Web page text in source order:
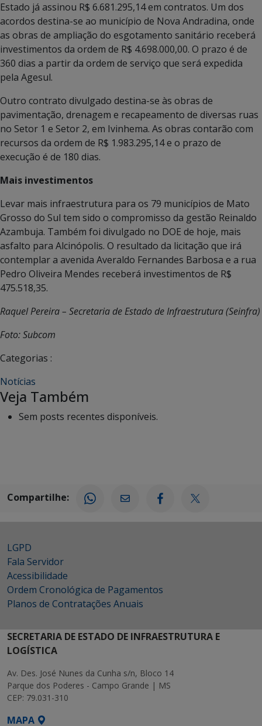
Estado já assinou R$ 6.681.295,14 em contratos. Um dos
acordos destina-se ao município de Nova Andradina, onde
as obras de ampliação do esgotamento sanitário receberá
investimentos da ordem de R$ 4.698.000,00. O prazo é de
360 dias a partir da ordem de serviço que será expedida
pela Agesul.
Outro contrato divulgado destina-se às obras de
pavimentação, drenagem e recapeamento de diversas ruas
no Setor 1 e Setor 2, em Ivinhema. As obras contarão com
recursos da ordem de R$ 1.983.295,14 e o prazo de
execução é de 180 dias.
Mais investimentos
Levar mais infraestrutura para os 79 municípios de Mato
Grosso do Sul tem sido o compromisso da gestão Reinaldo
Azambuja. Também foi divulgado no DOE de hoje, mais
asfalto para Alcinópolis. O resultado da licitação que irá
contemplar a avenida Averaldo Fernandes Barbosa e a rua
Pedro Oliveira Mendes receberá investimentos de R$
475.518,35.
Raquel Pereira – Secretaria de Estado de Infraestrutura (Seinfra)
Foto: Subcom
Categorias :
Notícias
Veja Também
Sem posts recentes disponíveis.
Compartilhe:
LGPD
Fala Servidor
Acessibilidade
Ordem Cronológica de Pagamentos
Planos de Contratações Anuais
SECRETARIA DE ESTADO DE INFRAESTRUTURA E
LOGÍSTICA
Av. Des. José Nunes da Cunha s/n, Bloco 14
Parque dos Poderes - Campo Grande | MS
CEP: 79.031-310
MAPA